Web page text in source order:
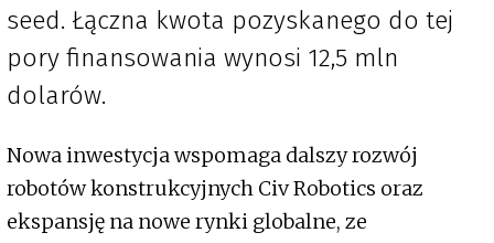
seed. Łączna kwota pozyskanego do tej
pory finansowania wynosi 12,5 mln
dolarów.
Nowa inwestycja wspomaga dalszy rozwój
robotów konstrukcyjnych Civ Robotics oraz
ekspansję na nowe rynki globalne, ze